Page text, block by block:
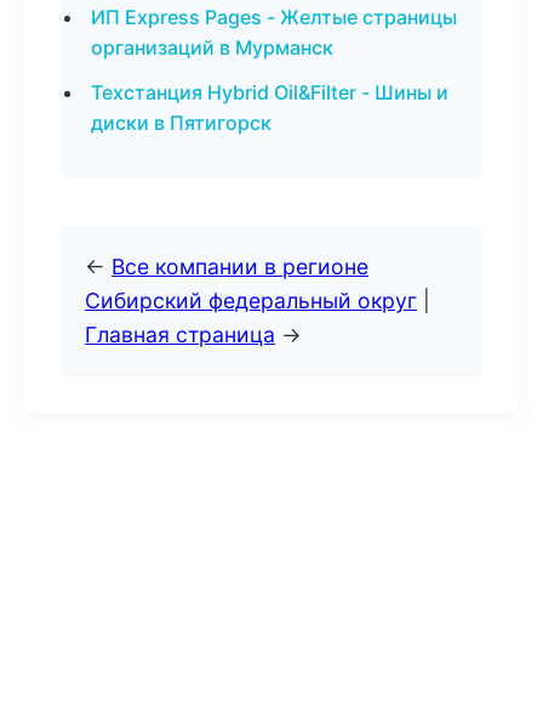
ИП Express Pages - Желтые страницы
организаций в Мурманск
Техстанция Hybrid Oil&Filter - Шины и
диски в Пятигорск
← Все компании в регионе
Сибирский федеральный округ
Главная страница →